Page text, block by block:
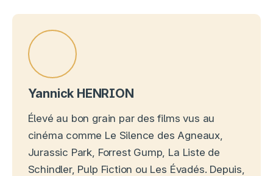
Yannick HENRION
Élevé au bon grain par des films vus au
cinéma comme Le Silence des Agneaux,
Jurassic Park, Forrest Gump, La Liste de
Schindler, Pulp Fiction ou Les Évadés. Depuis,